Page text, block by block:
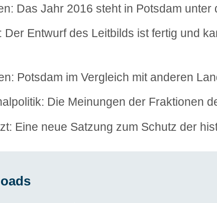
Das Jahr 2016 steht in Potsdam unter
Der Entwurf des Leitbilds ist fertig und
Potsdam im Vergleich mit anderen
Die Meinungen der Fraktionen
Eine neue Satzung zum Schutz der